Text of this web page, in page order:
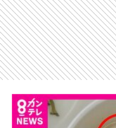
例 覚えておき
ック法」